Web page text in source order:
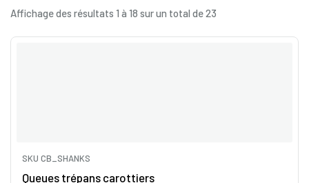
Affichage des résultats 1 à 18 sur un total de 23
SKU CB_SHANKS
Queues trépans carottiers